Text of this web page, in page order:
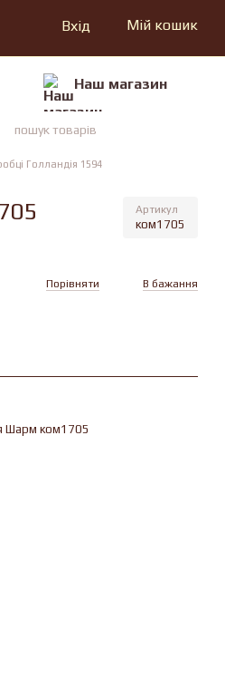
Вхід Мій кошик
Наш магазин
Голландія 1594
Артикул
ком1705
Порівняти В бажання
Шарм ком1705